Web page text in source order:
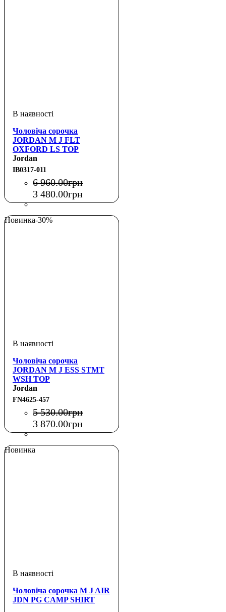
Чоловіча сорочка
JORDAN M J FLT
OXFORD LS TOP
Jordan
IB0317-011
6 960.00грн
3 480.00грн
Новинка-30%
Чоловіча сорочка
JORDAN M J ESS STMT
WSH TOP
Jordan
FN4625-457
5 530.00грн
3 870.00грн
Новинка
Чоловіча сорочка M J AIR
JDN PG CAMP SHIRT